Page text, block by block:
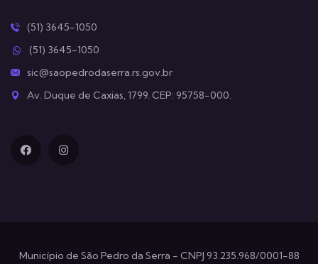
(51) 3645-1050
(51) 3645-1050
sic@saopedrodaserra.rs.gov.br
Av. Duque de Caxias, 1799. CEP: 95758-000.
Município de São Pedro da Serra - CNPJ 93.235.968/0001-88